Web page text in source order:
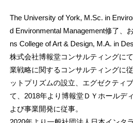
The University of York, M.Sc. in
d Environmental Management修了、
ns College of Art & Design, M.A. in
株式会社博報堂コンサルティングに
業戦略に関するコンサルティングに
ットプリズムの設立、エグゼクティ
て、2018年より博報堂ＤＹホールデ
よび事業開発に従事。